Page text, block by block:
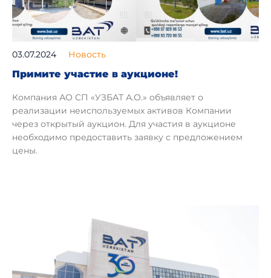
03.07.2024 Новость
Примите участие в аукционе!
Компания АО СП «УЗБАТ А.О.» объявляет о
реализации неиспользуемых активов Компании
через открытый аукцион. Для участия в аукционе
необходимо предоставить заявку с предложением
цены.